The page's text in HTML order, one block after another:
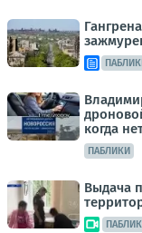
когда
ПАБЛИКИ
Выдача